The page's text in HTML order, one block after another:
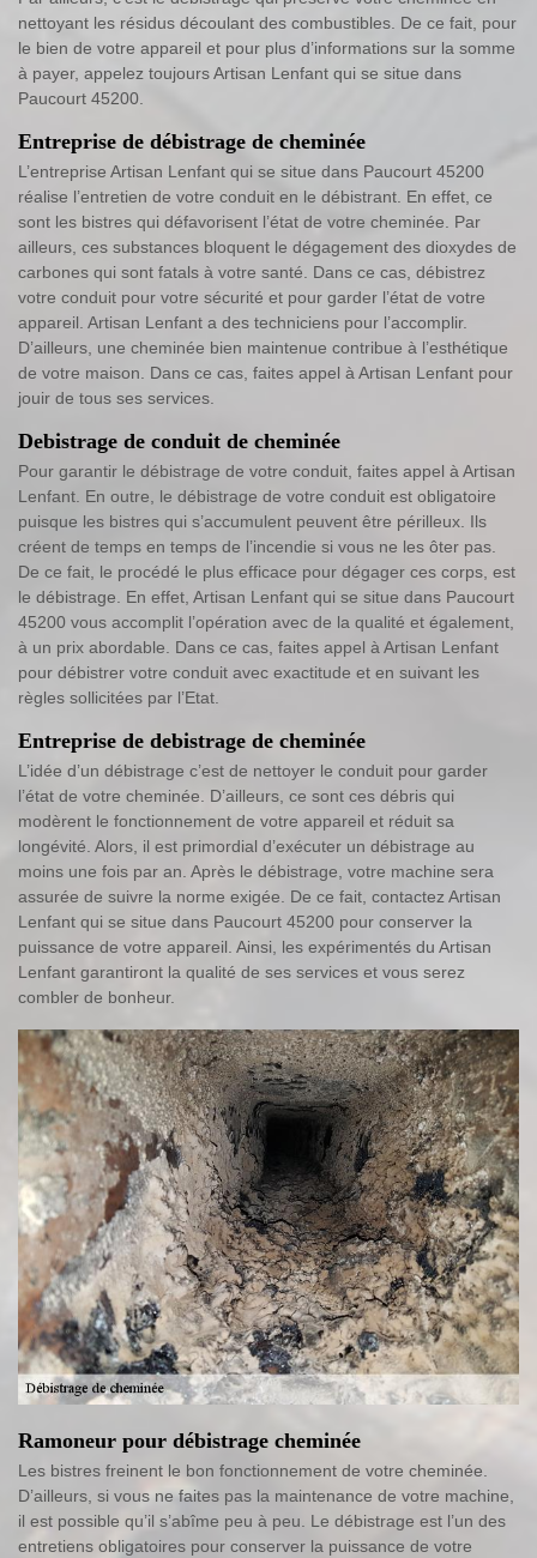
nettoyant les résidus découlant des combustibles. De ce fait, pour
le bien de votre appareil et pour plus d’informations sur la somme
à payer, appelez toujours Artisan Lenfant qui se situe dans
Paucourt 45200.
Entreprise de débistrage de cheminée
L’entreprise Artisan Lenfant qui se situe dans Paucourt 45200
réalise l’entretien de votre conduit en le débistrant. En effet, ce
sont les bistres qui défavorisent l’état de votre cheminée. Par
ailleurs, ces substances bloquent le dégagement des dioxydes de
carbones qui sont fatals à votre santé. Dans ce cas, débistrez
votre conduit pour votre sécurité et pour garder l’état de votre
appareil. Artisan Lenfant a des techniciens pour l’accomplir.
D’ailleurs, une cheminée bien maintenue contribue à l’esthétique
de votre maison. Dans ce cas, faites appel à Artisan Lenfant pour
jouir de tous ses services.
Debistrage de conduit de cheminée
Pour garantir le débistrage de votre conduit, faites appel à Artisan
Lenfant. En outre, le débistrage de votre conduit est obligatoire
puisque les bistres qui s’accumulent peuvent être périlleux. Ils
créent de temps en temps de l’incendie si vous ne les ôter pas.
De ce fait, le procédé le plus efficace pour dégager ces corps, est
le débistrage. En effet, Artisan Lenfant qui se situe dans Paucourt
45200 vous accomplit l’opération avec de la qualité et également,
à un prix abordable. Dans ce cas, faites appel à Artisan Lenfant
pour débistrer votre conduit avec exactitude et en suivant les
règles sollicitées par l’Etat.
Entreprise de debistrage de cheminée
L’idée d’un débistrage c’est de nettoyer le conduit pour garder
l’état de votre cheminée. D’ailleurs, ce sont ces débris qui
modèrent le fonctionnement de votre appareil et réduit sa
longévité. Alors, il est primordial d’exécuter un débistrage au
moins une fois par an. Après le débistrage, votre machine sera
assurée de suivre la norme exigée. De ce fait, contactez Artisan
Lenfant qui se situe dans Paucourt 45200 pour conserver la
puissance de votre appareil. Ainsi, les expérimentés du Artisan
Lenfant garantiront la qualité de ses services et vous serez
combler de bonheur.
Ramoneur pour débistrage cheminée
Les bistres freinent le bon fonctionnement de votre cheminée.
D’ailleurs, si vous ne faites pas la maintenance de votre machine,
il est possible qu’il s’abîme peu à peu. Le débistrage est l’un des
entretiens obligatoires pour conserver la puissance de votre